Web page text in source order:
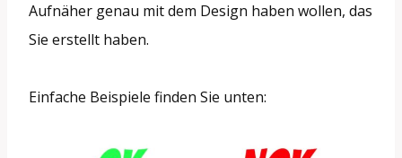
Aufnäher genau mit dem Design haben wollen, das
Sie erstellt haben.
Einfache Beispiele finden Sie unten: